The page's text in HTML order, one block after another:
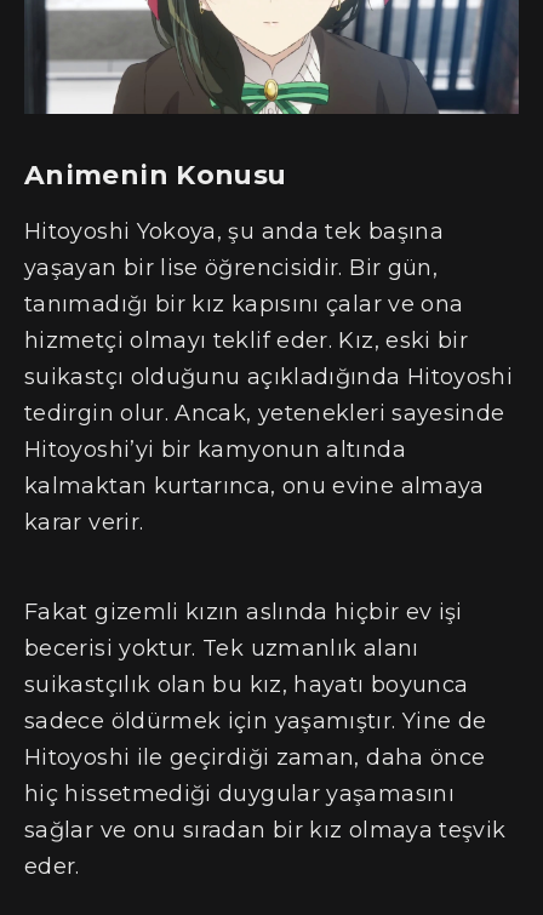
Animenin Konusu
Hitoyoshi Yokoya, şu anda tek başına
yaşayan bir lise öğrencisidir. Bir gün,
tanımadığı bir kız kapısını çalar ve ona
hizmetçi olmayı teklif eder. Kız, eski bir
suikastçı olduğunu açıkladığında Hitoyoshi
tedirgin olur. Ancak, yetenekleri sayesinde
Hitoyoshi’yi bir kamyonun altında
kalmaktan kurtarınca, onu evine almaya
karar verir.
Fakat gizemli kızın aslında hiçbir ev işi
becerisi yoktur. Tek uzmanlık alanı
suikastçılık olan bu kız, hayatı boyunca
sadece öldürmek için yaşamıştır. Yine de
Hitoyoshi ile geçirdiği zaman, daha önce
hiç hissetmediği duygular yaşamasını
sağlar ve onu sıradan bir kız olmaya teşvik
eder.